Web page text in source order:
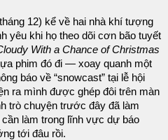
12) kể về hai nhà khí tượng
yêu khi họ theo dõi cơn bão tuyết
With a Chance of Christmas
phim đó đi — xoay quanh một
báo về “snowcast” tại lễ hội
ra mình được ghép đôi trên màn
trò chuyện trước đây đã làm
làm trong lĩnh vực dự báo
tới đâu rồi.